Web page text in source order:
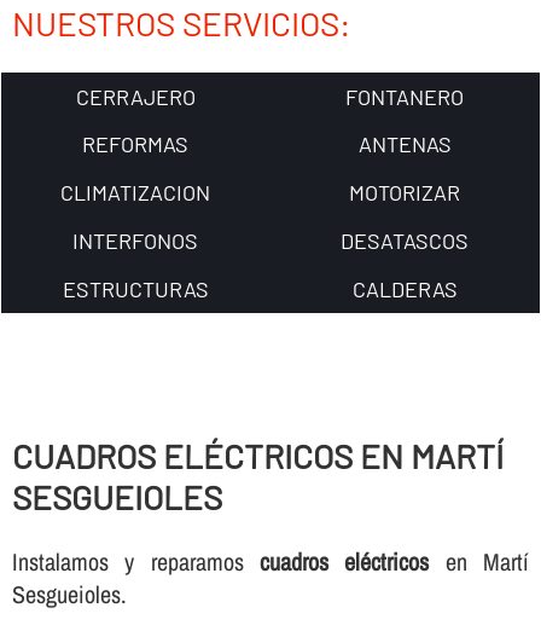
NUESTROS SERVICIOS:
CERRAJERO
FONTANERO
REFORMAS
ANTENAS
CLIMATIZACION
MOTORIZAR
INTERFONOS
DESATASCOS
ESTRUCTURAS
CALDERAS
CUADROS ELÉCTRICOS EN MARTÍ
SESGUEIOLES
Instalamos y reparamos cuadros eléctricosen Martí
Sesgueioles.